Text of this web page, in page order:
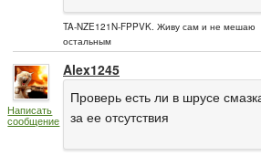
TA-NZE121N-FPPVK. Живу сам и не мешаю
остальным
Написать
сообщение
Alex1245
Проверь есть ли в шрусе
за ее отсутствия